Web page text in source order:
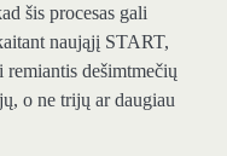
šis procesas gali
naująjį START,
dešimtmečių
o ne trijų ar daugiau